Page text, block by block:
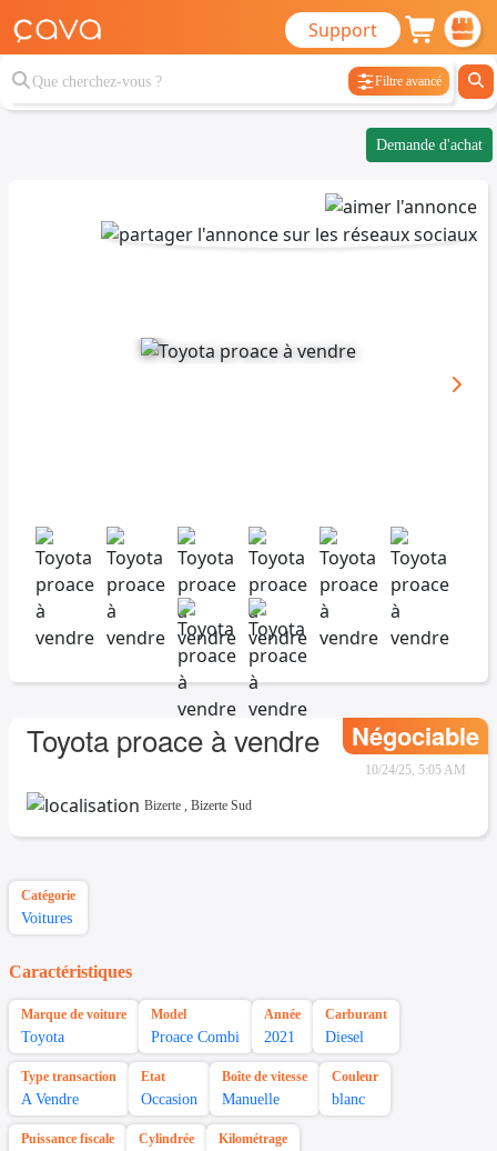
Support
Filtre avancé
Demande d'achat
Toyota proace à vendre Négociable
10/24/25, 5:05 AM
Bizerte , Bizerte Sud
Catégorie
Voitures
Caractéristiques
Marque de voiture
Toyota
Model
Proace Combi
Année
2021
Carburant
Diesel
Type transaction
A Vendre
Etat
Occasion
Boîte de vitesse
Manuelle
Couleur
blanc
Puissance fiscale Cylindrée Kilométrage